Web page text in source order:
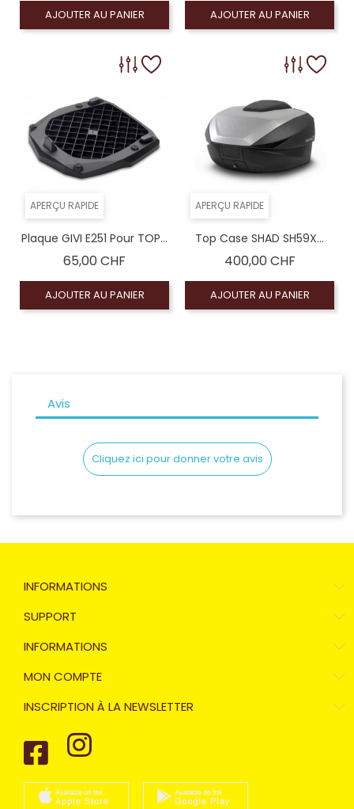
AJOUTER AU PANIER AJOUTER AU PANIER
APERÇU RAPIDE
Plaque GIVI E251 Pour TOP...
65,00 CHF
AJOUTER AU PANIER
APERÇU RAPIDE
Top Case SHAD SH59X...
400,00 CHFPrix
AJOUTER AU PANIER
Avis
Cliquez ici pour donner votre avis
INFORMATIONS
SUPPORT
INFORMATIONS
MON COMPTE
INSCRIPTION À LA NEWSLETTER